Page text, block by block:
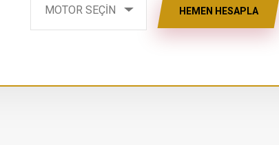
MOTOR SEÇİNMOTOR SEÇİN HEMEN HESAPLA